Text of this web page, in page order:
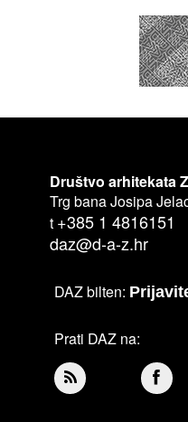
Društvo arhitekata
Trg bana Josipa
t +385 1 4816151
daz@d-a-z.hr
DAZ bilten:
Prati DAZ na: